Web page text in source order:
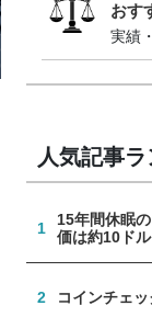
おす
実績
人気記事
1
15年間休眠
価は約10ドル
2 コインチェ